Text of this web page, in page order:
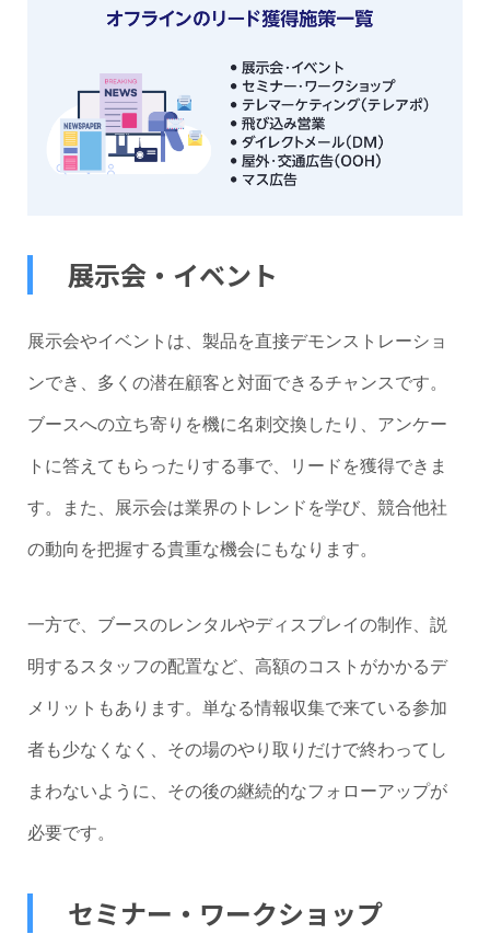
展示会・イベント
展示会やイベントは、製品を直接デモンストレーショ
ンでき、多くの潜在顧客と対面できるチャンスです。
ブースへの立ち寄りを機に名刺交換したり、アンケー
トに答えてもらったりする事で、リードを獲得できま
す。また、展示会は業界のトレンドを学び、競合他社
の動向を把握する貴重な機会にもなります。
一方で、ブースのレンタルやディスプレイの制作、説
明するスタッフの配置など、高額のコストがかかるデ
メリットもあります。単なる情報収集で来ている参加
者も少なくなく、その場のやり取りだけで終わってし
まわないように、その後の継続的なフォローアップが
必要です。
セミナー・ワークショップ